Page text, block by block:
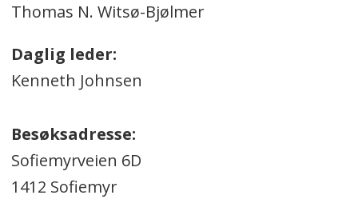
Thomas N. Witsø-Bjølmer
Daglig leder:
Kenneth Johnsen
Besøksadresse:
Sofiemyrveien 6D
1412 Sofiemyr